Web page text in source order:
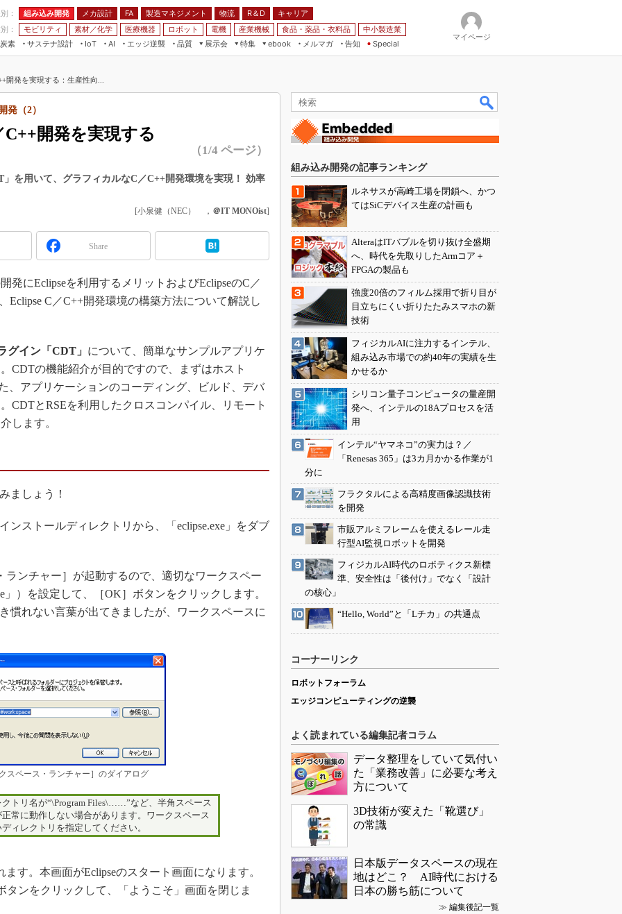
： 組み込み開発 メカ設計 FA 製造マネジメント 物流 R＆D
キャリア
：
モビリティ 素材／化学 医療機器 ロボット 電機 産業機械 食品・薬品・衣料品
中小製造業
素
サステナ設計 IoT
AI
全
エッジ逆襲 品質
展示会
JIMTOF
IIFES
ジャパンモビリティショー
EdgeTech+
日本ものづくりワールド
AUTOMOTIVE WORLD
特集
つながるクルマ
VR／AR
フィールドサービス
組み込みモデリング
Windows Embedded
車載ソフト開発
無償設計ツール
S＆OP
イノベーション
グローバル設計・開発
新型コロナへの対応
ebook
FA
モビリティ
メルマガ
告知 Special
マイページ
開発を実現する：生産性向...
開発を実現する
発（2）
（1/4 ページ）
を用いて、グラフィカルなC／C++開発環境を実現！ 効率
[小泉健（NEC） ， ＠IT MONOist]
Share
発にEclipseを利用するメリットおよびEclipseのC／
Eclipse C／C++開発環境の構築方法について解説し
グイン「CDT」 について、簡単なサンプルアプリケ
CDTの機能紹介が目的ですので、まずはホスト
、アプリケーションのコーディング、ビルド、デバ
CDTとRSEを利用したクロスコンパイル、リモート
します。
ましょう！
ンストールディレクトリから、「eclipse.exe」をダブ
ンチャー］が起動するので、適切なワークスペー
」）を設定して、［OK］ボタンをクリックします。
慣れない言葉が出てきましたが、ワークスペースに
ペース・ランチャー］のダイアログ
トリ名が“\Program Files\……”など、半角スペース
常に動作しない場合があります。ワークスペース
ィレクトリを指定してください。
す。本画面がEclipseのスタート画面になります。
ンをクリックして、「ようこそ」画面を閉じま
組み込み開発の記事ランキング
ルネサスが高崎工場を閉鎖へ、かつ
てはSiCデバイス生産の計画も
AlteraはITバブルを切り抜け全盛期
へ、時代を先取りしたArmコア＋
FPGAの製品も
強度20倍のフィルム採用で折り目が
目立ちにくい折りたたみスマホの新
技術
フィジカルAIに注力するインテル、
組み込み市場での約40年の実績を生
かせるか
シリコン量子コンピュータの量産開
発へ、インテルの18Aプロセスを活
用
インテル“ヤマネコ”の実力は？／
「Renesas 365」は3カ月かかる作業が1
分に
フラクタルによる高精度画像認識技術
を開発
市販アルミフレームを使えるレール走
行型AI監視ロボットを開発
フィジカルAI時代のロボティクス新標
準、安全性は「後付け」でなく「設計
の核心」
“Hello, World”と「Lチカ」の共通点
コーナーリンク
ロボットフォーラム
エッジコンピューティングの逆襲
よく読まれている編集記者コラム
データ整理をしていて気付い
た「業務改善」に必要な考え
方について
3D技術が変えた「靴選び」
の常識
日本版データスペースの現在
地はどこ？ AI時代における
日本の勝ち筋について
≫ 編集後記一覧